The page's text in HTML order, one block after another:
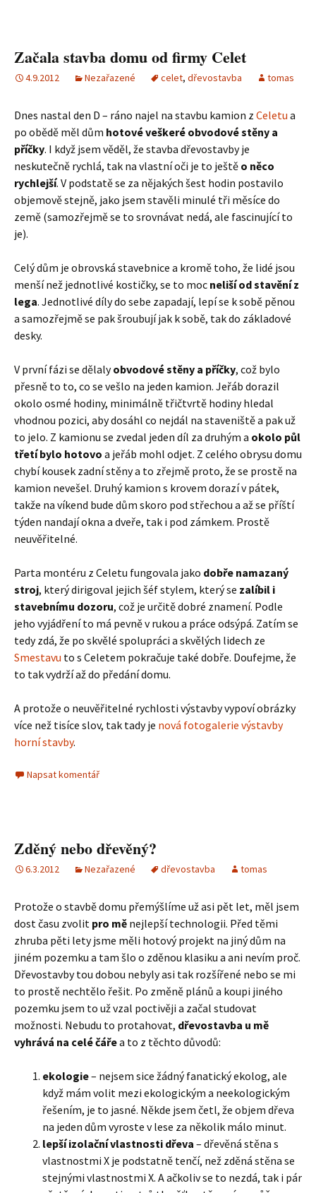
Začala stavba domu od firmy Celet
4.9.2012 Nezařazené celet, dřevostavba tomas
Dnes nastal den D – ráno najel na stavbu kamion z Celetu a
po obědě měl dům hotové veškeré obvodové stěny a
příčky. I když jsem věděl, že stavba dřevostavby je
neskutečně rychlá, tak na vlastní oči je to ještě o něco
rychlejší. V podstatě se za nějakých šest hodin postavilo
objemově stejně, jako jsem stavěli minulé tři měsíce do
země (samozřejmě se to srovnávat nedá, ale fascinující to
je).
Celý dům je obrovská stavebnice a kromě toho, že lidé jsou
menší než jednotlivé kostičky, se to moc neliší od stavění z
lega. Jednotlivé díly do sebe zapadají, lepí se k sobě pěnou
a samozřejmě se pak šroubují jak k sobě, tak do základové
desky.
V první fázi se dělalyobvodové stěny a příčky, což bylo
přesně to to, co se vešlo na jeden kamion. Jeřáb dorazil
okolo osmé hodiny, minimálně třičtvrtě hodiny hledal
vhodnou pozici, aby dosáhl co nejdál na staveniště a pak už
to jelo. Z kamionu se zvedal jeden díl za druhým a okolo půl
třetí bylo hotovo a jeřáb mohl odjet. Z celého obrysu domu
chybí kousek zadní stěny a to zřejmě proto, že se prostě na
kamion nevešel. Druhý kamion s krovem dorazí v pátek,
takže na víkend bude dům skoro pod střechou a až se příští
týden nandají okna a dveře, tak i pod zámkem. Prostě
neuvěřitelné.
Parta montéru z Celetu fungovala jako dobře namazaný
stroj, který dirigoval jejich šéf stylem, který se zalíbil i
stavebnímu dozoru, což je určitě dobré znamení. Podle
jeho vyjádření to má pevně v rukou a práce odsýpá. Zatím se
tedy zdá, že po skvělé spolupráci a skvělých lidech ze
Smestavu to s Celetem pokračuje také dobře. Doufejme, že
to tak vydrží až do předání domu.
A protože o neuvěřitelné rychlosti výstavby vypoví obrázky
více než tisíce slov, tak tady je nová fotogalerie výstavby
horní stavby.
Napsat komentář
Zděný nebo dřevěný?
6.3.2012 Nezařazené dřevostavba tomas
Protože o stavbě domu přemýšlíme už asi pět let, měl jsem
dost času zvolit pro mě nejlepší technologii. Před těmi
zhruba pěti lety jsme měli hotový projekt na jiný dům na
jiném pozemku a tam šlo o zděnou klasiku a ani nevím proč.
Dřevostavby tou dobou nebyly asi tak rozšířené nebo se mi
to prostě nechtělo řešit. Po změně plánů a koupi jiného
pozemku jsem to už vzal poctivěji a začal studovat
možnosti. Nebudu to protahovat, dřevostavba u mě
vyhrává na celé čářea to z těchto důvodů:
ekologie– nejsem sice žádný fanatický ekolog, ale
když mám volit mezi ekologickým a neekologickým
řešením, je to jasné. Někde jsem četl, že objem dřeva
na jeden dům vyroste v lese za několik málo minut.
lepší izolační vlastnosti dřeva – dřevěná stěna s
vlastnostmi X je podstatně tenčí, než zděná stěna se
stejnými vlastnostmi X. A ačkoliv se to nezdá, tak i pár